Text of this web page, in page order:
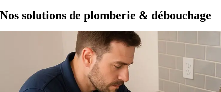
Nos solutions de plomberie & débouchage